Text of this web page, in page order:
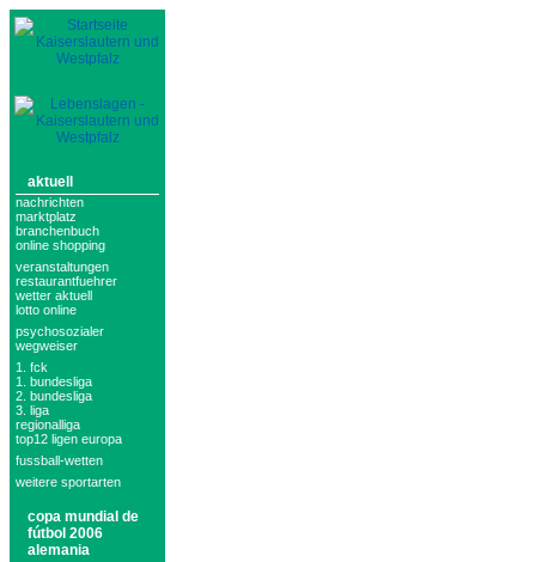
aktuell
nachrichten
marktplatz
branchenbuch
online shopping
veranstaltungen
restaurantfuehrer
wetter aktuell
lotto online
psychosozialer
wegweiser
1. fck
1. bundesliga
2. bundesliga
3. liga
regionalliga
top12 ligen europa
fussball-wetten
weitere sportarten
copa mundial de
fútbol 2006
alemania